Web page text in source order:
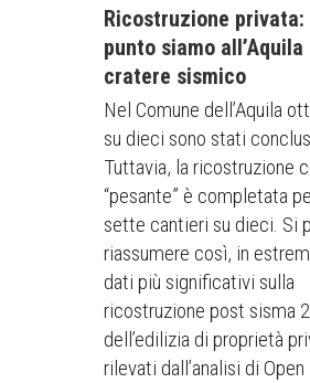
Ricostruzione privata:
punto siamo all’Aquila
cratere sismico
Nel Comune dell’Aquila
su dieci sono stati
Tuttavia, la ricostruzione
“pesante” è completata
sette cantieri su dieci. Si
riassumere così, in
dati più significativi sulla
ricostruzione post sisma
dell’edilizia di proprietà
rilevati dall’analisi di Open